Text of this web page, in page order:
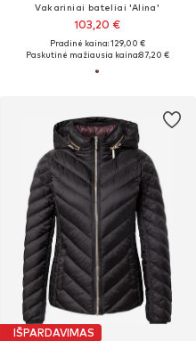
Vakariniai bateliai 'Alina'
103,20 €
Pradinė kaina: 129,00 €
Paskutinė mažiausia kaina:87,20 €
IŠPARDAVIMAS